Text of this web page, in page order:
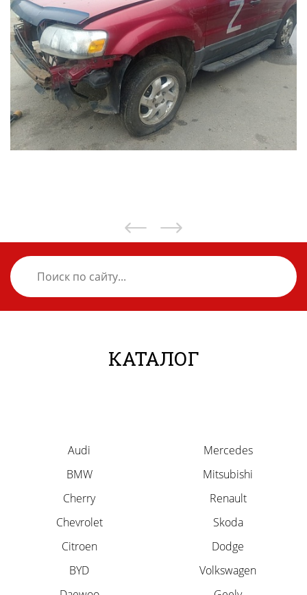
КАТАЛОГ
Audi
BMW
Cherry
Chevrolet
Citroen
BYD
Mercedes
Mitsubishi
Renault
Skoda
Dodge
Volkswagen